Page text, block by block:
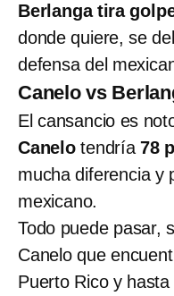
Berlanga tira
donde quiere, se
defensa del
Canelo vs
El cansancio es
Canelotendría78
mucha diferencia y
mexicano.
Todo puede pasar,
Canelo que
Puerto Rico y hasta